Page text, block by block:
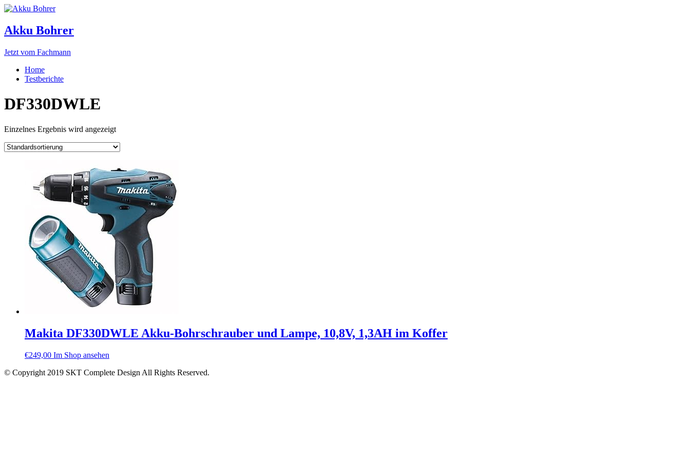
Akku Bohrer
Jetzt vom Fachmann
Home
Testberichte
DF330DWLE
Einzelnes Ergebnis wird angezeigt
Makita DF330DWLE Akku-Bohrschrauber und Lampe, 10,8V, 1,3AH im Koffer
€249,00 Im Shop ansehen
© Copyright 2019 SKT Complete Design All Rights Reserved.